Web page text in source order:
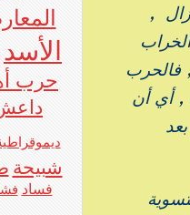
,
فالحرب
, أي أن
الأسد
حرب
شبيحة
فساد